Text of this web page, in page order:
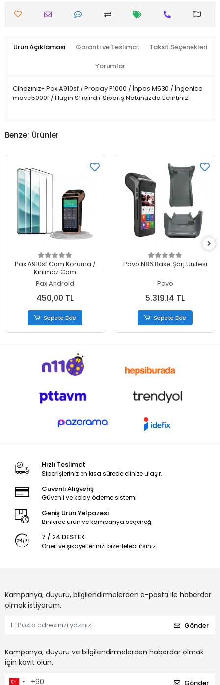
Ürün Açıklaması Garanti ve Teslimat Taksit Seçenekleri
Yorumlar
Cihazınız- Pax A910sf / Propay P1000 / İnpos M530 / İngenico
move5000f / Hugin S1 içindir Sipariş Notunuzda Belirtiniz.
Benzer Ürünler
Sepete Ekle
Pax A910sf Cam Koruma /
Kırılmaz Cam
Pax Android
450,00 TL
Sepete Ekle
Sepete Ekle
Pavo N86 Base Şarj Ünitesi
Pavo
5.319,14 TL
Sepete Ekle
Hızlı Teslimat
Siparişleriniz en kısa sürede elinize ulaşır.
Güvenli Alışveriş
Güvenli ve kolay ödeme sistemi
Geniş Ürün Yelpazesi
Binlerce ürün ve kampanya seçeneği
7 / 24 DESTEK
Öneri ve şikayetlerinizi bize iletebilirsiniz.
Kampanya, duyuru, bilgilendirmelerden e-posta ile haberdar
olmak istiyorum.
Gönder
Kampanya, duyuru ve bilgilendirmelerden haberdar olmak
için kayıt olun.
Gönder